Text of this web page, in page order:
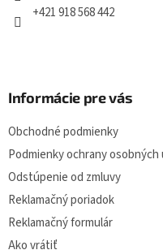
+421 918 568 442
Informácie pre vás
Obchodné podmienky
Podmienky ochrany osobných
Odstúpenie od zmluvy
Reklamačný poriadok
Reklamačný formulár
Ako vrátiť